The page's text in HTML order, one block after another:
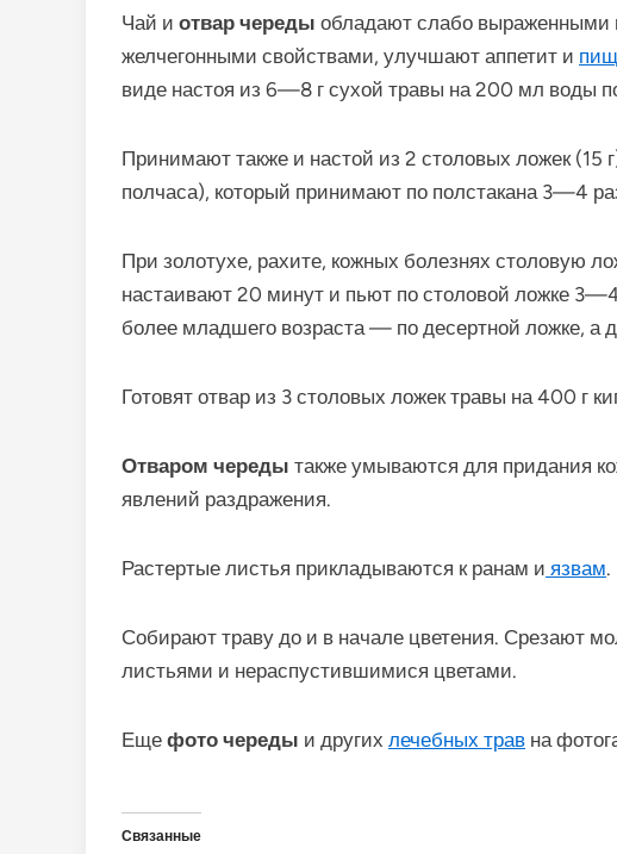
Чай и отвар череды обладают слабо выраженными
желчегонными свой­ствами, улучшают аппетит и
виде настоя из 6—8 г сухой травы на 200 мл воды
Принимают также и настой из 2 столовых ложек (15
полчаса), который принимают по полстакана 3—4
При золотухе, рахите, кожных болезнях столовую
настаивают 20 минут и пьют по столовой ложке
более младшего возраста — по десертной ложке,
Готовят отвар из 3 столовых ложек травы на 400 г
Отваром череды также умываются для придания
явлений раздражения.
Растертые листья прикладываются к ранам и язвам.
Собирают траву до и в начале цветения. Срезают
листьями и нераспустившимися цветами.
Еще фото череды и других лечебных трав на
Связанные